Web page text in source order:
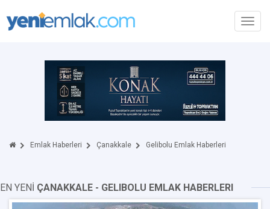
Emlak Haberleri Çanakkale Gelibolu Emlak Haberleri
EN YENİ ÇANAKKALE - GELIBOLU EMLAK HABERLERI